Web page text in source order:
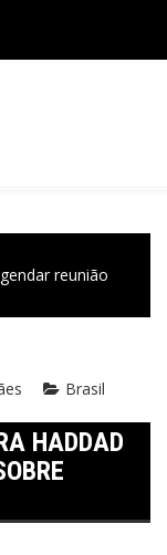
reunião
Brasil
HADDAD